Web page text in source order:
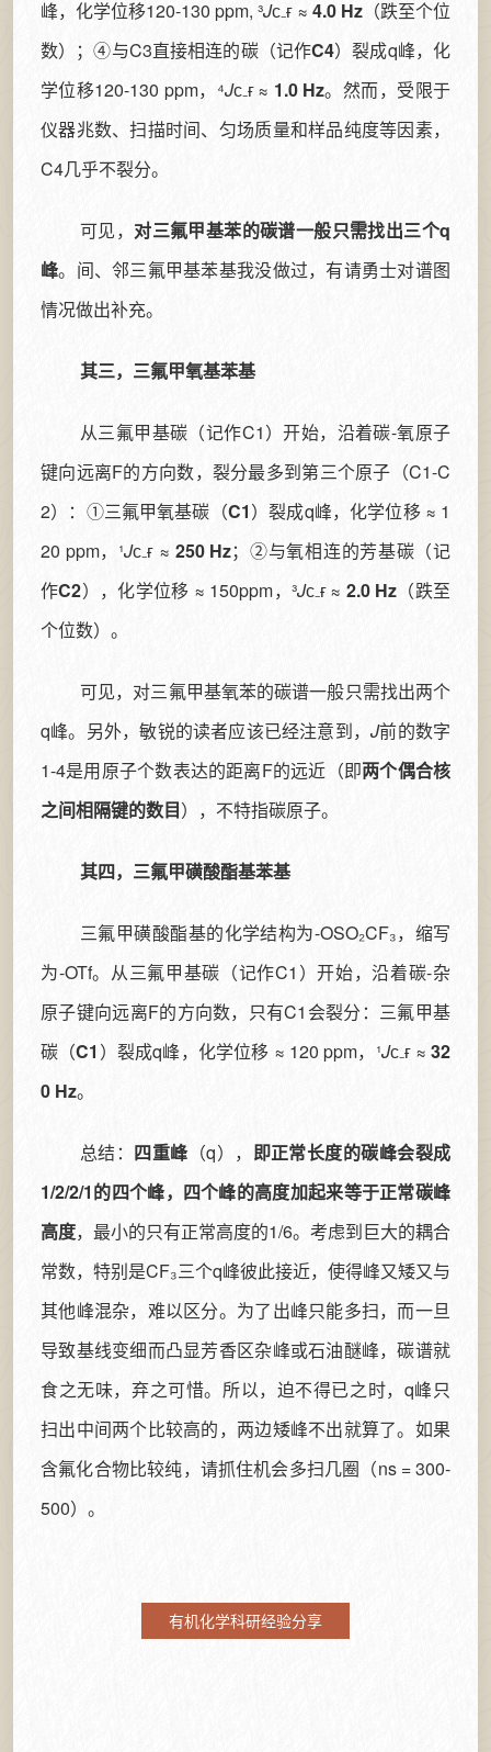
峰，化学位移120-130 ppm, ³Jᴄ₋ғ ≈ 4.0 Hz （跌至个位
数）；④与C3直接相连的碳（记作C4）裂成q峰，化
学位移120-130 ppm，⁴Jᴄ₋ғ≈ 1.0 Hz。然而，受限于
仪器兆数、扫描时间、匀场质量和样品纯度等因素，
C4几乎不裂分。
可见， 对三氟甲基苯的碳谱一般只需找出三个q
峰。间、邻三氟甲基苯基我没做过，有请勇士对谱图
情况做出补充。
其三，三氟甲氧基苯基
从三氟甲基碳（记作C1）开始，沿着碳-氧原子
键向远离F的方向数，裂分最多到第三个原子（C1-C
2）：①三氟甲氧基碳（C1）裂成q峰，化学位移 ≈ 1
20 ppm，¹Jᴄ₋ғ ≈ 250 Hz；②与氧相连的芳基碳（记
作C2），化学位移 ≈ 150ppm，³Jᴄ₋ғ≈ 2.0 Hz （跌至
个位数）。
可见，对三氟甲基氧苯的碳谱一般只需找出两个
q峰。另外，敏锐的读者应该已经注意到，J前的数字
1-4是用原子个数表达的距离F的远近（即两个偶合核
之间相隔键的数目），不特指碳原子。
其四，三氟甲磺酸酯基苯基
三氟甲磺酸酯基的化学结构为-OSO₂CF₃，缩写
为-OTf。从三氟甲基碳（记作C1）开始，沿着碳-杂
原子键向远离F的方向数，只有C1会裂分：三氟甲基
碳（C1 ）裂成q峰，化学位移 ≈ 120 ppm，¹Jᴄ₋ғ ≈32
0 Hz。
总结： 四重峰（q）， 即正常长度的碳峰会裂成
1/2/2/1的四个峰，四个峰的高度加起来等于正常碳峰
高度，最小的只有正常高度的1/6。考虑到巨大的耦合
常数，特别是CF₃三个q峰彼此接近，使得峰又矮又与
其他峰混杂，难以区分。为了出峰只能多扫，而一旦
导致基线变细而凸显芳香区杂峰或石油醚峰，碳谱就
食之无味，弃之可惜。所以，迫不得已之时，q峰只
扫出中间两个比较高的，两边矮峰不出就算了。如果
含氟化合物比较纯，请抓住机会多扫几圈（ns = 300-
500）。
有机化学科研经验分享